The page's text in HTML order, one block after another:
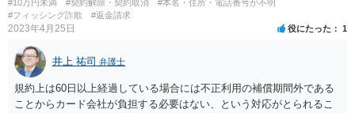
#10万円未満 #契約解除・契約取消
#本名・住所・電話番号が不明
#フィッシング詐欺
#返金請求
2023年4月25日 役にたった 1
井上 祐司 弁護士
規約上は60日以上経過している場合には不正利用の補償期間外である
ことからカード会社が負担する必要はない、という対応がとられるこ